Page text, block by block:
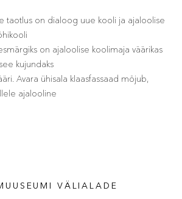
taotlus on dialoog uue kooli ja ajaloolise
on ajaloolise koolimaja väärikas
kujundaks
Avara ühisala klaasfassaad mõjub,
ajalooline
VÄLIALADE